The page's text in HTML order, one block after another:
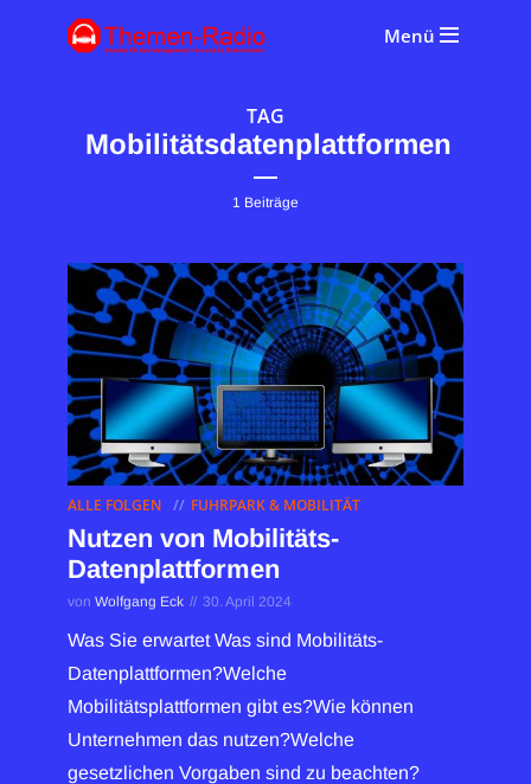
Menü
TAG
Mobilitätsdatenplattformen
1 Beiträge
ALLE FOLGEN FUHRPARK & MOBILITÄT
Nutzen von Mobilitäts-
Datenplattformen
von Wolfgang Eck 30. April 2024
Was Sie erwartet Was sind Mobilitäts-
Datenplattformen?Welche
Mobilitätsplattformen gibt es?Wie können
Unternehmen das nutzen?Welche
gesetzlichen Vorgaben sind zu beachten?